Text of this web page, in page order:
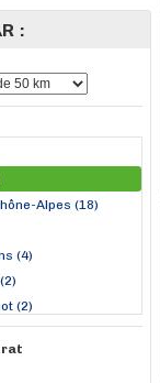
:
Alpes (18)
(4)
(2)